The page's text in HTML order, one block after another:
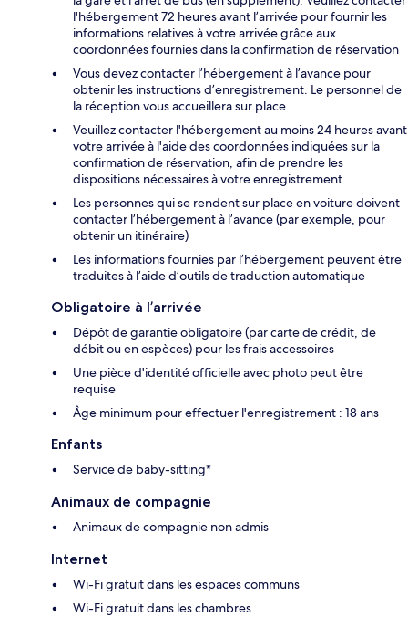
l'hébergement 72 heures avant l’arrivée pour fournir les
informations relatives à votre arrivée grâce aux
coordonnées fournies dans la confirmation de réservation
Vous devez contacter l’hébergement à l’avance pour
obtenir les instructions d’enregistrement. Le personnel de
la réception vous accueillera sur place.
Veuillez contacter l'hébergement au moins 24 heures avant
votre arrivée à l'aide des coordonnées indiquées sur la
confirmation de réservation, afin de prendre les
dispositions nécessaires à votre enregistrement.
Les personnes qui se rendent sur place en voiture doivent
contacter l’hébergement à l’avance (par exemple, pour
obtenir un itinéraire)
Les informations fournies par l’hébergement peuvent être
traduites à l’aide d’outils de traduction automatique
Obligatoire à l’arrivée
Dépôt de garantie obligatoire (par carte de crédit, de
débit ou en espèces) pour les frais accessoires
Une pièce d'identité officielle avec photo peut être
requise
Âge minimum pour effectuer l'enregistrement : 18 ans
Enfants
Service de baby-sitting*
Animaux de compagnie
Animaux de compagnie non admis
Internet
Wi-Fi gratuit dans les espaces communs
Wi-Fi gratuit dans les chambres